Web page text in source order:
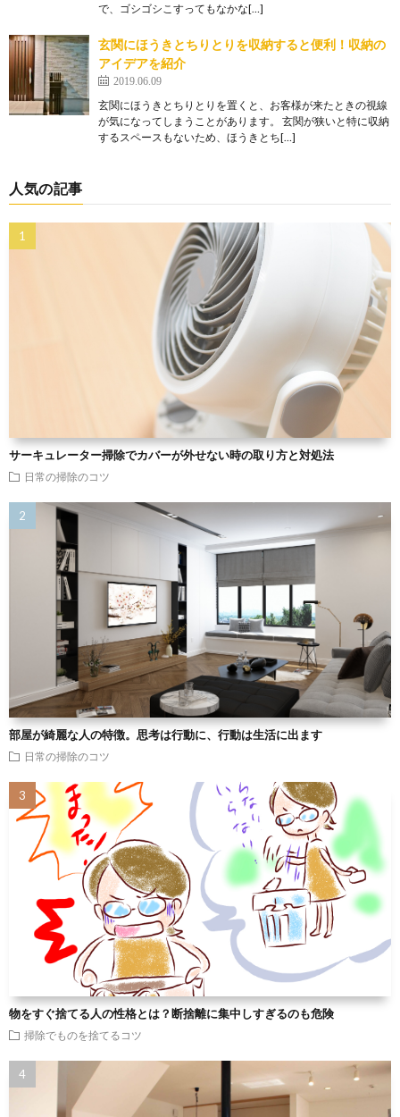
で、ゴシゴシこすってもなかな[…]
玄関にほうきとちりとりを収納すると便利！収納の
アイデアを紹介
2019.06.09
玄関にほうきとちりとりを置くと、お客様が来たときの視線
が気になってしまうことがあります。 玄関が狭いと特に収納
するスペースもないため、ほうきとち[…]
人気の記事
サーキュレーター掃除でカバーが外せない時の取り方と対処法
日常の掃除のコツ
部屋が綺麗な人の特徴。思考は行動に、行動は生活に出ます
日常の掃除のコツ
物をすぐ捨てる人の性格とは？断捨離に集中しすぎるのも危険
掃除でものを捨てるコツ